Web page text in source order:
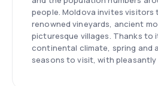
people. Moldova invites visitors
renowned vineyards, ancient
picturesque villages. Thanks to
continental climate, spring and
seasons to visit, with